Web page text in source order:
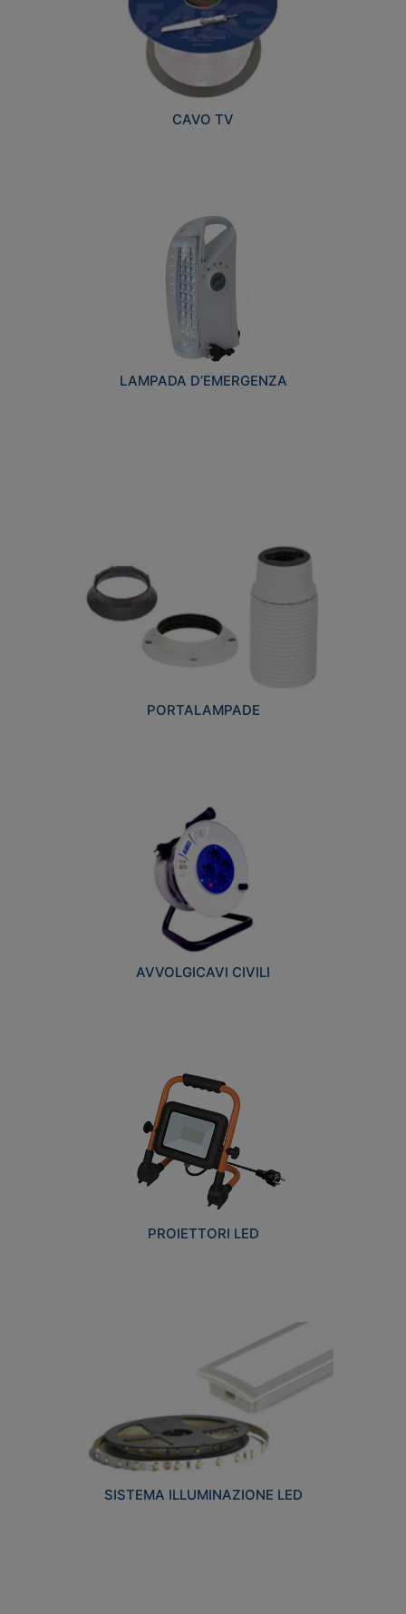
CAVO TV
LAMPADA D’EMERGENZA
PORTALAMPADE
AVVOLGICAVI CIVILI
PROIETTORI LED
SISTEMA ILLUMINAZIONE LED